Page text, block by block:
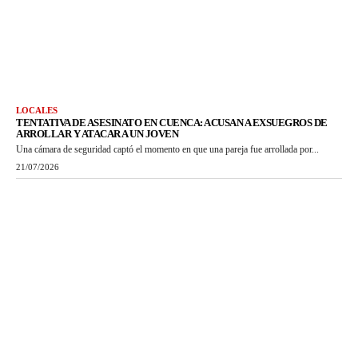
LOCALES
TENTATIVA DE ASESINATO EN CUENCA: ACUSAN A EXSUEGROS DE
ARROLLAR Y ATACAR A UN JOVEN
Una cámara de seguridad captó el momento en que una pareja fue arrollada por...
21/07/2026